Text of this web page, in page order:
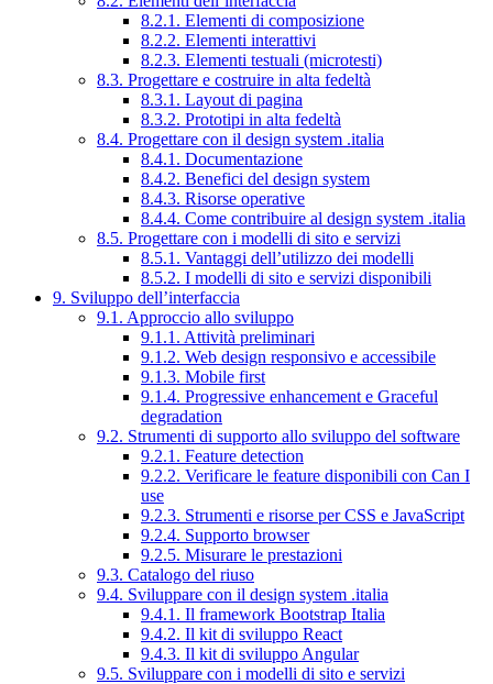
8.2.1. Elementi di composizione
8.2.2. Elementi interattivi
8.2.3. Elementi testuali (microtesti)
8.3. Progettare e costruire in alta fedeltà
8.3.1. Layout di pagina
8.3.2. Prototipi in alta fedeltà
8.4. Progettare con il design system .italia
8.4.1. Documentazione
8.4.2. Benefici del design system
8.4.3. Risorse operative
8.4.4. Come contribuire al design system .italia
8.5. Progettare con i modelli di sito e servizi
8.5.1. Vantaggi dell’utilizzo dei modelli
8.5.2. I modelli di sito e servizi disponibili
9. Sviluppo dell’interfaccia
9.1. Approccio allo sviluppo
9.1.1. Attività preliminari
9.1.2. Web design responsivo e accessibile
9.1.3. Mobile first
9.1.4. Progressive enhancement e Graceful
degradation
9.2. Strumenti di supporto allo sviluppo del software
9.2.1. Feature detection
9.2.2. Verificare le feature disponibili con Can I
use
9.2.3. Strumenti e risorse per CSS e JavaScript
9.2.4. Supporto browser
9.2.5. Misurare le prestazioni
9.3. Catalogo del riuso
9.4. Sviluppare con il design system .italia
9.4.1. Il framework Bootstrap Italia
9.4.2. Il kit di sviluppo React
9.4.3. Il kit di sviluppo Angular
9.5. Sviluppare con i modelli di sito e servizi